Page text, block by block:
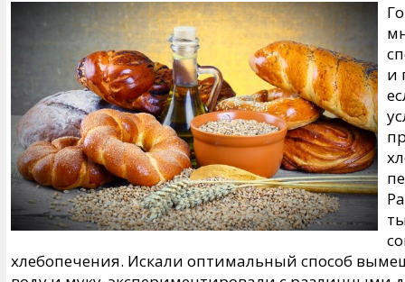
и
хлебопечения. Искали оптимальный способ